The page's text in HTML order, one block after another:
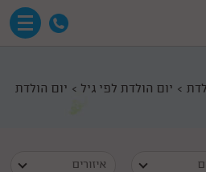
יום הולדת לפי גיל
יום הולדת
איזורים